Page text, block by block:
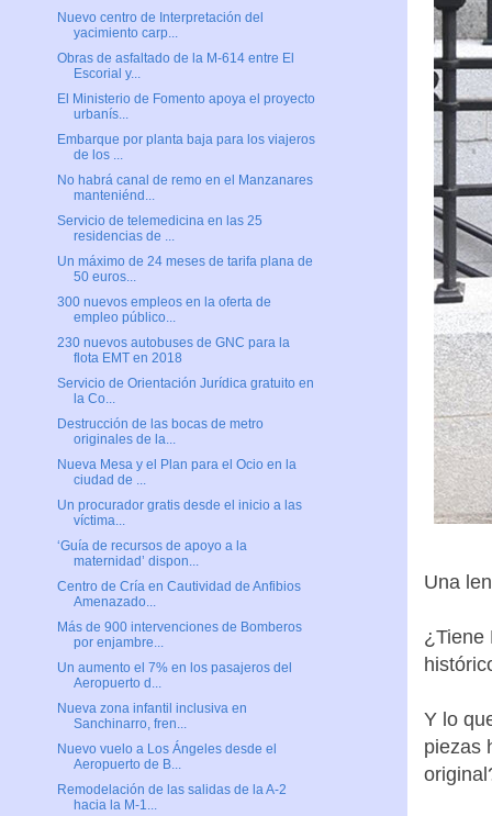
Una
¿Tiene
Y lo
piezas
Nuevo centro de Interpretación del
yacimiento carp...
Obras de asfaltado de la M-614 entre El
Escorial y...
El Ministerio de Fomento apoya el proyecto
urbanís...
Embarque por planta baja para los viajeros
de los ...
No habrá canal de remo en el Manzanares
manteniénd...
Servicio de telemedicina en las 25
residencias de ...
Un máximo de 24 meses de tarifa plana de
50 euros...
300 nuevos empleos en la oferta de
empleo público...
230 nuevos autobuses de GNC para la
flota EMT en 2018
Servicio de Orientación Jurídica gratuito en
la Co...
Destrucción de las bocas de metro
originales de la...
Nueva Mesa y el Plan para el Ocio en la
ciudad de ...
Un procurador gratis desde el inicio a las
víctima...
‘Guía de recursos de apoyo a la
maternidad’ dispon...
Centro de Cría en Cautividad de Anfibios
Amenazado...
Más de 900 intervenciones de Bomberos
por enjambre...
Un aumento el 7% en los pasajeros del
Aeropuerto d...
Nueva zona infantil inclusiva en
Sanchinarro, fren...
Nuevo vuelo a Los Ángeles desde el
Aeropuerto de B...
Remodelación de las salidas de la A-2
hacia la M-1...